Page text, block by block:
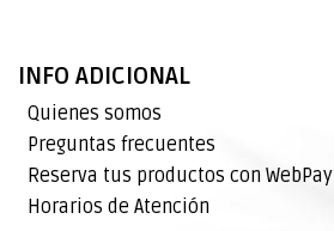
INFO ADICIONAL
Quienes somos
Preguntas frecuentes
Reserva tus productos con WebPay
Horarios de Atención